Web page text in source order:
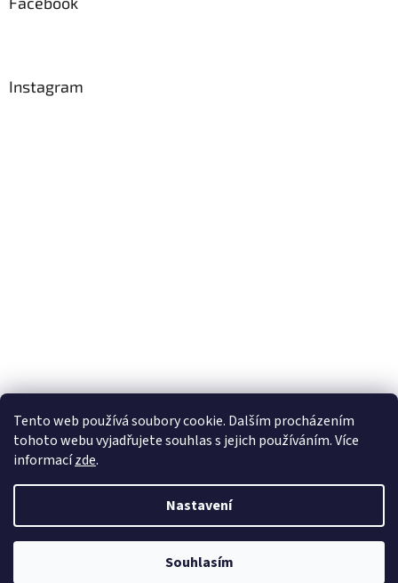
Tento web používá soubory cookie. Dalším procházením
tohoto webu vyjadřujete souhlas s jejich používáním. Více
informacízde.
Nastavení
Souhlasím
Instagram